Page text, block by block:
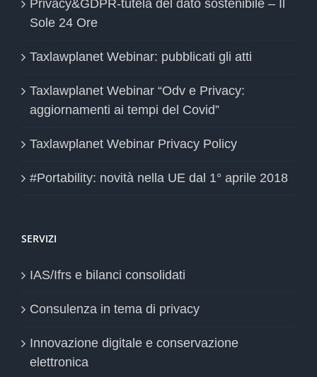
Privacy&GDPR-tutela del dato sostenibile – Il
Sole 24 Ore
Taxlawplanet Webinar: pubblicati gli atti
Taxlawplanet Webinar “Odv e Privacy:
aggiornamenti ai tempi del Covid”
Taxlawplanet Webinar Privacy Policy
#Portability: novità nella UE dal 1° aprile 2018
SERVIZI
IAS/Ifrs e bilanci consolidati
Consulenza in tema di privacy
Innovazione digitale e conservazione
elettronica